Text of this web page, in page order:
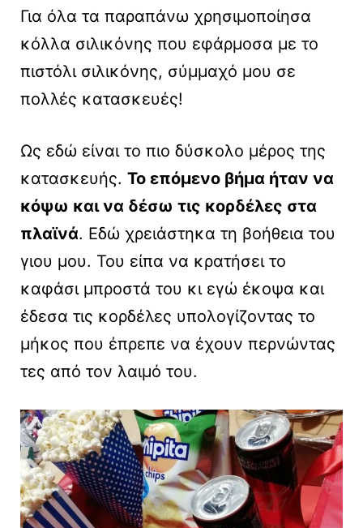
Για όλα τα παραπάνω χρησιμοποίησα
κόλλα σιλικόνης που εφάρμοσα με το
πιστόλι σιλικόνης, σύμμαχό μου σε
πολλές κατασκευές!
Ως εδώ είναι το πιο δύσκολο μέρος της
κατασκευής. Το επόμενο βήμα ήταν να
κόψω και να δέσω τις κορδέλες στα
πλαϊνά. Εδώ χρειάστηκα τη βοήθεια του
γιου μου. Του είπα να κρατήσει το
καφάσι μπροστά του κι εγώ έκοψα και
έδεσα τις κορδέλες υπολογίζοντας το
μήκος που έπρεπε να έχουν περνώντας
τες από τον λαιμό του.